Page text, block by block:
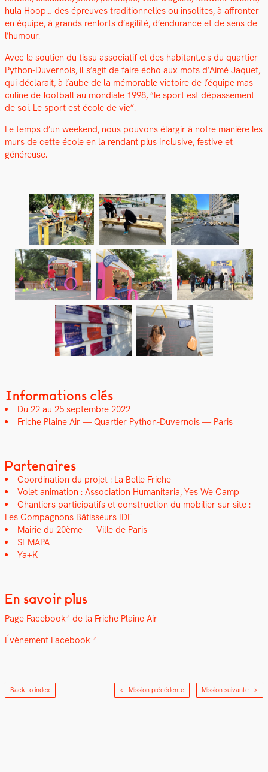
hula Hoop… des épreuves tra­di­tion­nelles ou inso­lites, à affron­ter
en équipe, à grands ren­forts d’agilité, d’endurance et de sens de
l’humour.
Avec le sou­tien du tis­su asso­ci­atif et des habitant.e.s du quarti­er
Python-Duver­nois, il s’agit de faire écho aux mots d’Aimé Jaquet,
qui déclarait, à l’aube de la mémorable vic­toire de l’équipe mas­
cu­line de foot­ball au mon­di­ale 1998, “le sport est dépasse­ment
de soi. Le sport est école de vie”.
Le temps d’un week­end, nous pou­vons élargir à notre manière les
murs de cette école en la ren­dant plus inclu­sive, fes­tive et
généreuse.
Informations clés
Du 22 au 25 sep­tem­bre 2022
Friche Plaine Air — Quarti­er Python-Duver­nois — Paris
Partenaires
Coor­di­na­tion du pro­jet : La Belle Friche
Volet ani­ma­tion : Asso­ci­a­tion Human­i­taria, Yes We Camp
Chantiers par­tic­i­pat­ifs et con­struc­tion du mobili­er sur site :
Les Com­pagnons Bâtis­seurs IDF
Mairie du 20ème — Ville de Paris
SEMAPA
Ya+K
En savoir plus
Page Face­book de la Friche Plaine Air
Évène­ment Face­book
Back to index ← Mission précédente Mission suivante →